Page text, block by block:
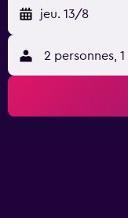
jeu. 13/8
2 personnes, 1